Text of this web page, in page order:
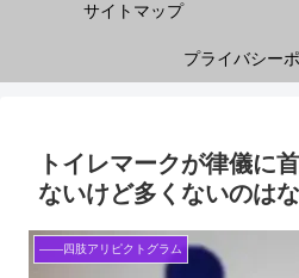
サイトマップ
プライバシー
トイレマークが律儀に
ないけど多くないのは
――四肢アリピクトグラム